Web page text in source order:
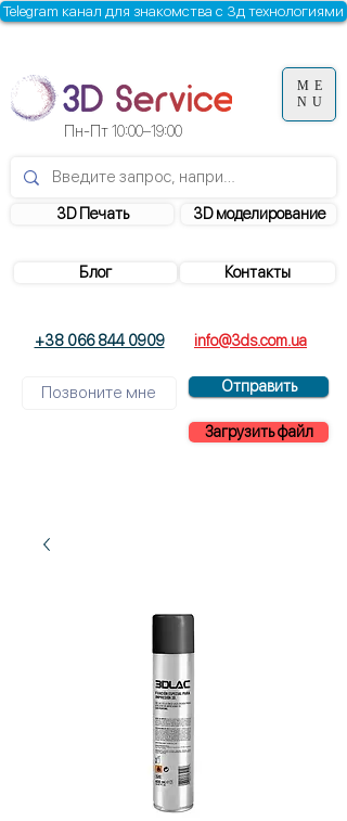
3D моделирование
Контакты
3D Печать
+38 066 844 0909 info@3ds.com.ua
Отправить
Загрузить файл
Блог
Пн-Пт10:00–19:00
Telegram канал для знакомства с 3д технологиями
ME
NU